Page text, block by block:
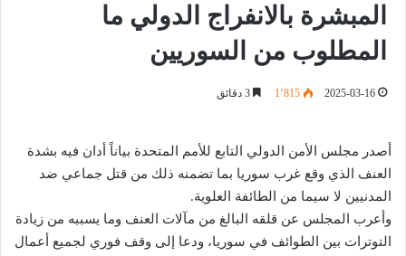
المبشرة بالانفراج الدولي ما
المطلوب من السوريين
2025-03-16 1٬815
أصدر مجلس الأمن الدولي التابع للأمم المتحدة بياناً أدان فيه بشدة
العنف الذي وقع غرب سوريا بما تضمنه ذلك من قتل جماعي ضد
المدنيين لا سيما من الطائفة العلوية.
وأعرب المجلس عن قلقه البالغ من مآلات العنف وما يسببه من زيادة
التوترات بين الطوائف في سوريا، ودعا إلى وقف فوري لجميع أعمال